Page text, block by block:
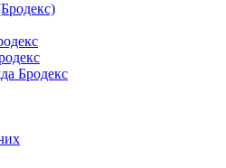
Бродекс